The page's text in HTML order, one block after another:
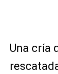
Una cría